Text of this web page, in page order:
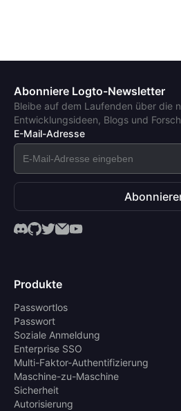
Abonniere Logto-Newsletter
Bleibe auf dem Laufenden über die
Entwicklungsideen, Blogs und
E-Mail-Adresse
Produkte
Passwortlos
Passwort
Soziale Anmeldung
Enterprise SSO
Multi-Faktor-Authentifizierung
Maschine-zu-Maschine
Sicherheit
Autorisierung